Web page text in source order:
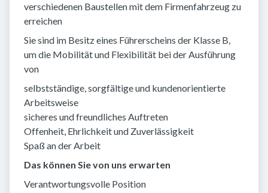
verschiedenen Baustellen mit dem Firmenfahrzeug zu
erreichen
Sie sind im Besitz eines Führerscheins der Klasse B,
um die Mobilität und Flexibilität bei der Ausführung
von
selbstständige, sorgfältige und kundenorientierte
Arbeitsweise
sicheres und freundliches Auftreten
Offenheit, Ehrlichkeit und Zuverlässigkeit
Spaß an der Arbeit
Das können Sie von uns erwarten
Verantwortungsvolle Position